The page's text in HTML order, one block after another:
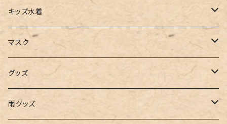
タンクトップ
キャミソール
インナー
ビスチェ
サロペット
ガウチョ
レギンス
その他
スニーカー
フラットシューズ
レインシューズ
レースアップ
バックパック
カゴバッグ
エコバッグ
リュック
ワンピース
ビキニ
ワンショルダー
オフショルダー
キッズ水着
女の子
男の子
ユニセックス
マスク
アクセサリー
マスクケース
グッズ
帽子
雨グッズ